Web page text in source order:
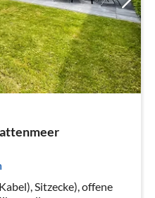
Sitzecke), offene